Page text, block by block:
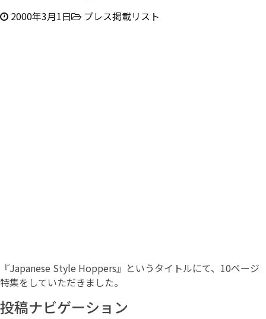
2000年3月1日
プレス掲載リスト
『Japanese Style Hoppers』というタイトルにて、10ページ
特集をしていただきました。
投稿ナビゲーション